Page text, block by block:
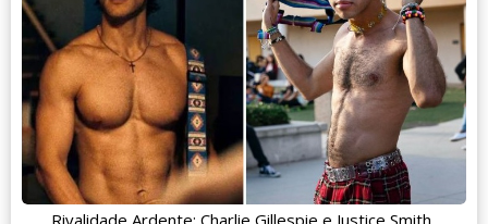
Rivalidade Ardente: Charlie Gillespie e Justice Smith